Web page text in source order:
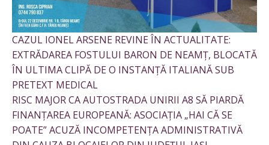
CAZUL IONEL ARSENE REVINE ÎN ACTUALITATE:
EXTRĂDAREA FOSTULUI BARON DE NEAMȚ, BLOCATĂ
ÎN ULTIMA CLIPĂ DE O INSTANȚĂ ITALIANĂ SUB
PRETEXT MEDICAL
RISC MAJOR CA AUTOSTRADA UNIRII A8 SĂ PIARDĂ
FINANȚAREA EUROPEANĂ: ASOCIAȚIA „HAI CĂ SE
POATE” ACUZĂ INCOMPETENȚA ADMINISTRATIVĂ